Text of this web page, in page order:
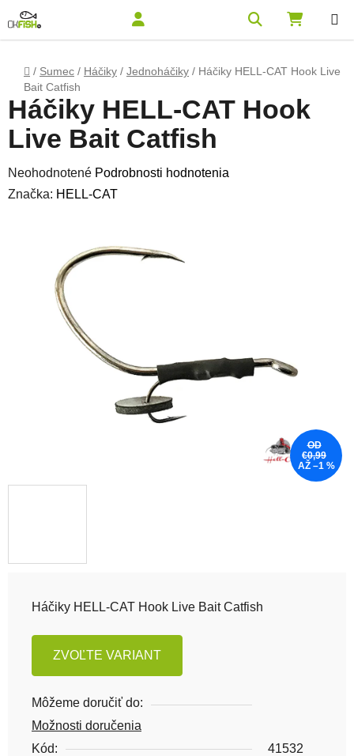
Domov
/ Sumec / Háčiky / Jednoháčiky / Háčiky HELL-CAT Hook Live
Bait Catfish
Háčiky HELL-CAT Hook Live Bait Catfish
ZVOĽTE VARIANT
Môžeme doručiť do:
Možnosti doručenia
Kód:
41532
Háčiky HELL-CAT Hook
Live Bait Catfish
Priemerné hodnotenie produktu je 0,0 z 5 hviezdičiek.
Neohodnotené Podrobnosti hodnotenia
Značka: HELL-CAT
OD
€0,99
AŽ –1 %